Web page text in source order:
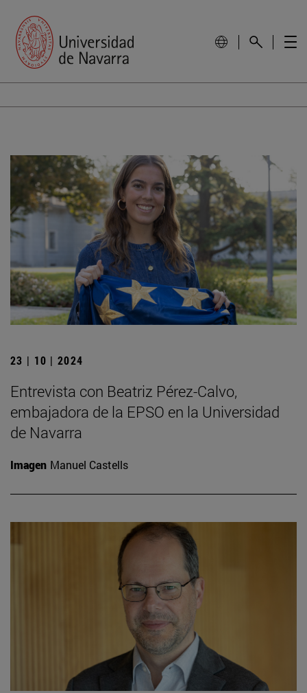
23 | 10 | 2024
Entrevista con Beatriz Pérez-Calvo,
embajadora de la EPSO en la Universidad
de Navarra
Imagen Manuel Castells